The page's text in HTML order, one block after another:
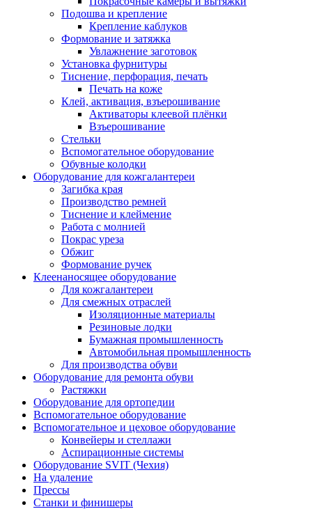
Подошва и крепление
Крепление каблуков
Формование и затяжка
Увлажнение заготовок
Установка фурнитуры
Тиснение, перфорация, печать
Печать на коже
Клей, активация, взъерошивание
Активаторы клеевой плёнки
Взъерошивание
Стельки
Вспомогательное оборудование
Обувные колодки
Оборудование для кожгалантереи
Загибка края
Производство ремней
Тиснение и клеймение
Работа с молнией
Покрас уреза
Обжиг
Формование ручек
Клеенаносящее оборудование
Для кожгалантереи
Для смежных отраслей
Изоляционные материалы
Резиновые лодки
Бумажная промышленность
Автомобильная промышленность
Для производства обуви
Оборудование для ремонта обуви
Растяжки
Оборудование для ортопедии
Вспомогательное оборудование
Вспомогательное и цеховое оборудование
Конвейеры и стеллажи
Аспирационные системы
Оборудование SVIT (Чехия)
На удаление
Прессы
Станки и финишеры